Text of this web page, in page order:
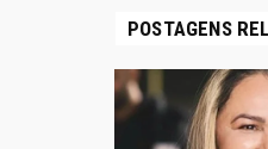
POSTAGENS